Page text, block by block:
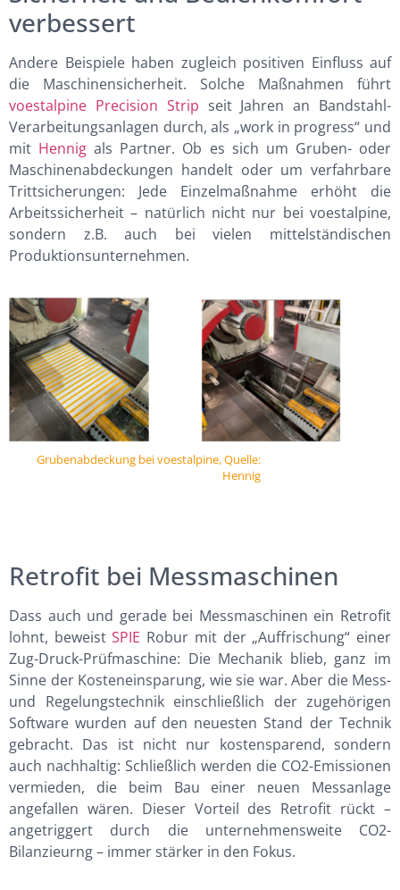
verbessert
Andere Beispiele haben zugleich positiven Einfluss auf
die Maschinensicherheit. Solche Maßnahmen führt
voestalpine Precision Strip seit Jahren an Bandstahl-
Verarbeitungsanlagen durch, als „work in progress“ und
mit Hennig als Partner. Ob es sich um Gruben- oder
Maschinenabdeckungen handelt oder um verfahrbare
Trittsicherungen: Jede Einzelmaßnahme erhöht die
Arbeitssicherheit – natürlich nicht nur bei voestalpine,
sondern z.B. auch bei vielen mittelständischen
Produktionsunternehmen.
Grubenabdeckung bei voestalpine, Quelle:
Hennig
Retrofit bei Messmaschinen
Dass auch und gerade bei Messmaschinen ein Retrofit
lohnt, beweistSPIE Robur mit der „Auffrischung“ einer
Zug-Druck-Prüfmaschine: Die Mechanik blieb, ganz im
Sinne der Kosteneinsparung, wie sie war. Aber die Mess-
und Regelungstechnik einschließlich der zugehörigen
Software wurden auf den neuesten Stand der Technik
gebracht. Das ist nicht nur kostensparend, sondern
auch nachhaltig: Schließlich werden die CO2-Emissionen
vermieden, die beim Bau einer neuen Messanlage
angefallen wären. Dieser Vorteil des Retrofit rückt –
angetriggert durch die unternehmensweite CO2-
Bilanzieurng – immer stärker in den Fokus.